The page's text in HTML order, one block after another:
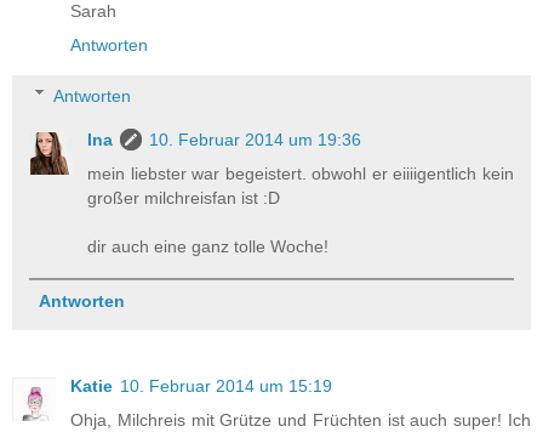
Sarah
Antworten
Antworten
Ina
10. Februar 2014 um 19:36
mein liebster war begeistert. obwohl er eiiiigentlich kein
großer milchreisfan ist :D
dir auch eine ganz tolle Woche!
Antworten
Katie 10. Februar 2014 um 15:19
Ohja, Milchreis mit Grütze und Früchten ist auch super! Ich